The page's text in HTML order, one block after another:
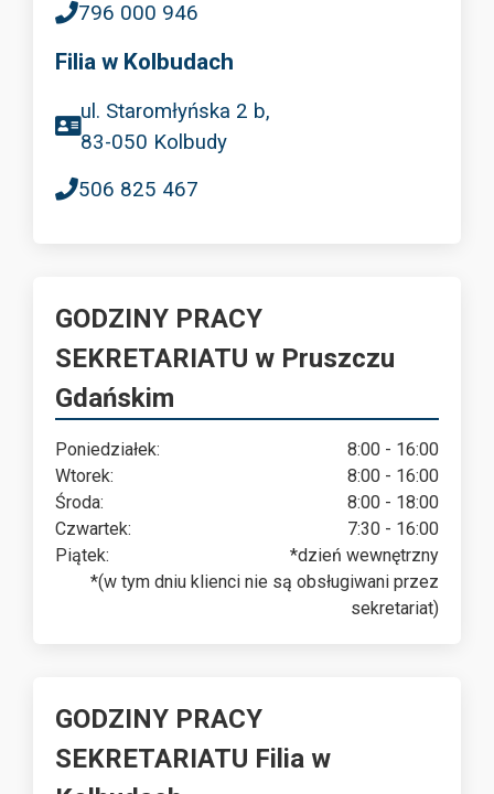
796 000 946
Filia w Kolbudach
ul. Staromłyńska 2 b,
83-050 Kolbudy
506 825 467
GODZINY PRACY
SEKRETARIATU w Pruszczu
Gdańskim
Poniedziałek:
8:00 - 16:00
Wtorek:
8:00 - 16:00
Środa:
8:00 - 18:00
Czwartek:
7:30 - 16:00
Piątek:
*dzień wewnętrzny
*(w tym dniu klienci nie są obsługiwani przez
sekretariat)
GODZINY PRACY
SEKRETARIATU Filia w